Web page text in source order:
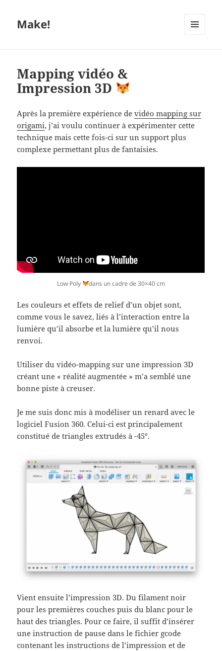
Make!
Mapping vidéo &
Impression 3D
Après la première expérience devidéo mapping sur
origami, j’ai voulu continuer à expérimenter cette
technique mais cette fois-ci sur un support plus
complexe permettant plus de fantaisies.
Low Poly dans un cadre de 30×40 cm
Les couleurs et effets de relief d’un objet sont,
comme vous le savez, liés à l’interaction entre la
lumière qu’il absorbe et la lumière qu’il nous
renvoi.
Utiliser du vidéo-mapping sur une impression 3D
créant une « réalité augmentée » m’a semblé une
bonne piste à creuser.
Je me suis donc mis à modéliser un renard avec le
logiciel Fusion 360. Celui-ci est principalement
constitué de triangles extrudés à -45°.
Vient ensuite l’impression 3D. Du filament noir
pour les premières couches puis du blanc pour le
haut des triangles. Pour ce faire, il suffit d’insérer
une instruction de pause dans le fichier gcode
contenant les instructions de l’impression et de